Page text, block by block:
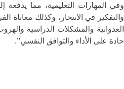
وفي المهارات التعليمية، مما يدفعه
والتفكير في الانتحار، وكذلك
العدوانية والمشكلات الدراسية
حادة على الأداء والتوافق النفسي”.